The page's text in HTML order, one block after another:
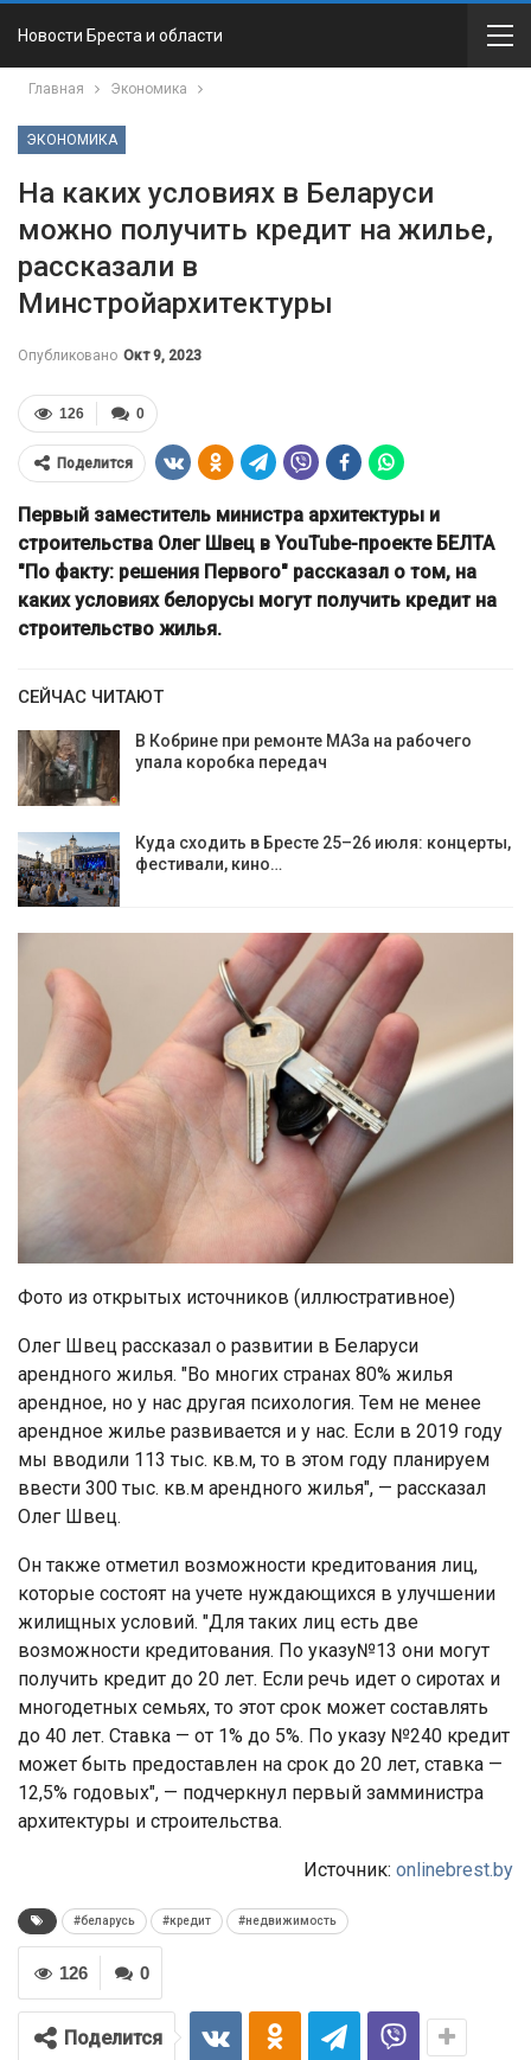
Новости Бреста и области
Главная Экономика
ЭКОНОМИКА
На каких условиях в Беларуси
можно получить кредит на жилье,
рассказали в
Минстройархитектуры
Опубликовано Окт 9, 2023
0
126
Поделится
Первый заместитель министра архитектуры и
строительства Олег Швец в YouTube-проекте БЕЛТА
"По факту: решения Первого" рассказал о том, на
каких условиях белорусы могут получить кредит на
строительство жилья.
СЕЙЧАС ЧИТАЮТ
В Кобрине при ремонте МАЗа на рабочего
упала коробка передач
Куда сходить в Бресте 25–26 июля: концерты,
фестивали, кино…
Фото из открытых источников (иллюстративное)
Олег Швец рассказал о развитии в Беларуси
арендного жилья. "Во многих странах 80% жилья
арендное, но у нас другая психология. Тем не менее
арендное жилье развивается и у нас. Если в 2019 году
мы вводили 113 тыс. кв.м, то в этом году планируем
ввести 300 тыс. кв.м арендного жилья", — рассказал
Олег Швец.
Он также отметил возможности кредитования лиц,
которые состоят на учете нуждающихся в улучшении
жилищных условий. "Для таких лиц есть две
возможности кредитования. По указу№13 они могут
получить кредит до 20 лет. Если речь идет о сиротах и
многодетных семьях, то этот срок может составлять
до 40 лет. Ставка — от 1% до 5%. По указу №240 кредит
может быть предоставлен на срок до 20 лет, ставка —
12,5% годовых", — подчеркнул первый замминистра
архитектуры и строительства.
Источник: onlinebrest.by
#беларусь #кредит #недвижимость
0
126
Поделится